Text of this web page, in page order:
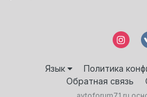
Язык
Политика
Обратная связь